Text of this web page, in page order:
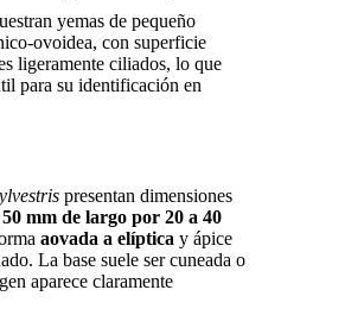
yemas de pequeño
ovoidea, con superficie
ligeramente ciliados, lo que
para su identificación en
presentan dimensiones
50 mm de largo por 20 a 40
aovada a elíptica y ápice
La base suele ser cuneada o
aparece claramente